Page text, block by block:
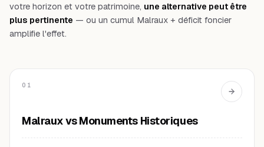
votre horizon et votre patrimoine, une alternative peut être
plus pertinente — ou un cumul Malraux + déficit foncier
amplifie l'effet.
01
Malraux vs Monuments Historiques